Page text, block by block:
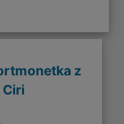
z
Ciri